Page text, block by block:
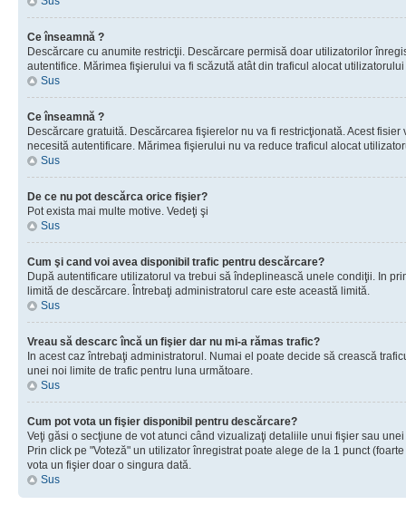
Ce înseamnă ?
Descărcare cu anumite restricţii. Descărcare permisă doar utilizatorilor
autentifice. Mărimea fişierului va fi scăzută atât din traficul alocat
Sus
Ce înseamnă ?
Descărcare gratuită. Descărcarea fişierelor nu va fi restricţionată. Acest
necesită autentificare. Mărimea fişierului nu va reduce traficul alocat
Sus
De ce nu pot descărca orice fişier?
Pot exista mai multe motive. Vedeţi şi
Sus
Cum şi cand voi avea disponibil trafic pentru descărcare?
După autentificare utilizatorul va trebui să îndeplinească unele condiţii. In
limită de descărcare. Întrebaţi administratorul care este această limită.
Sus
Vreau să descarc încă un fişier dar nu mi-a rămas trafic?
In acest caz întrebaţi administratorul. Numai el poate decide să crească
unei noi limite de trafic pentru luna următoare.
Sus
Cum pot vota un fişier disponibil pentru descărcare?
Veţi găsi o secţiune de vot atunci când vizualizaţi detaliile unui fişier sau
Prin click pe "Voteză" un utilizator înregistrat poate alege de la 1 punct
vota un fişier doar o singura dată.
Sus